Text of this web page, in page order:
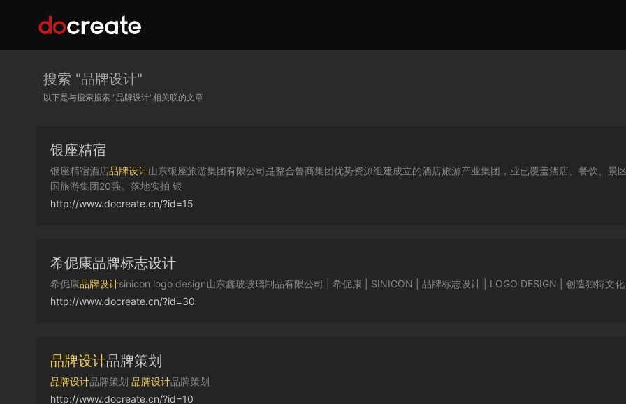
搜索 "品牌设计"
以下是与搜索搜索 "品牌设计"相关联的文章
银座精宿
银座精宿酒店品牌设计山东银座旅游集团有限公司是整合鲁商集团优势资源组建成立的酒店旅游产业集团，业已覆盖酒店、餐饮、
国旅游集团20强。落地实拍 银
http://www.docreate.cn/?id=15
希伲康品牌标志设计
希伲康品牌设计sinicon logo design山东鑫玻玻璃制品有限公司 | 希伲康 | SINICON | 品牌标志设计 | LOGO DESIGN | 创造独特文
http://www.docreate.cn/?id=30
品牌设计品牌策划
品牌设计品牌策划 品牌设计品牌策划
http://www.docreate.cn/?id=10